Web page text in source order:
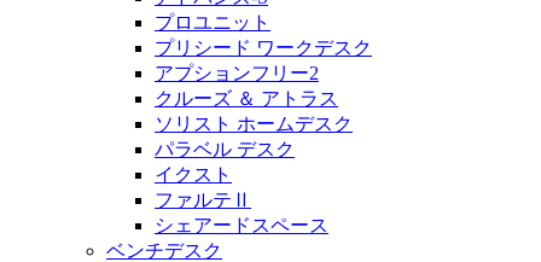
プロユニット
プリシード ワークデスク
アプションフリー2
クルーズ ＆ アトラス
ソリスト ホームデスク
パラベル デスク
イクスト
ファルテⅡ
シェアードスペース
ベンチデスク